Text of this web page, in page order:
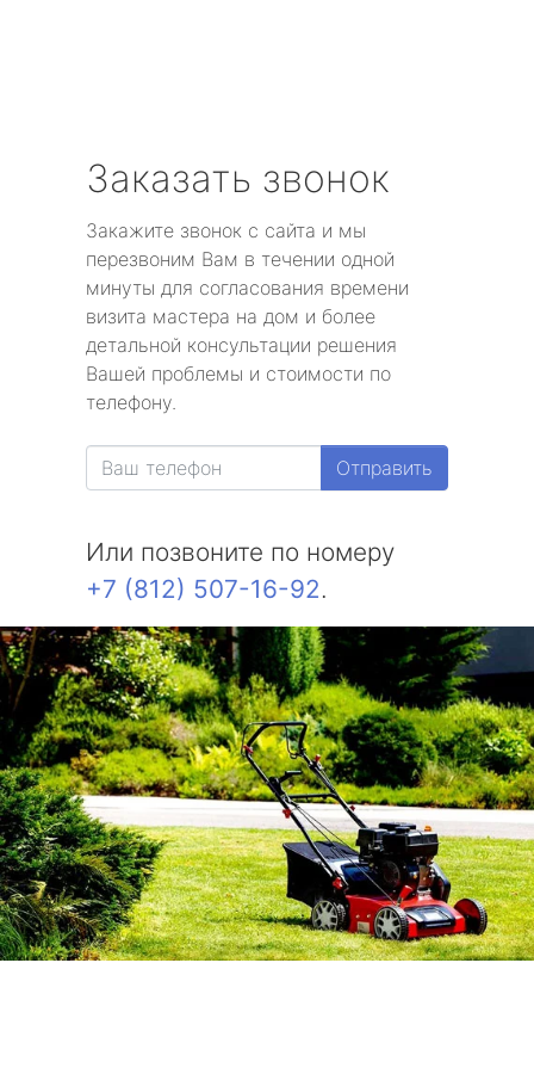
Заказать звонок
Закажите звонок с сайта и мы
перезвоним Вам в течении одной
минуты для согласования времени
визита мастера на дом и более
детальной консультации решения
Вашей проблемы и стоимости по
телефону.
Отправить
Или позвоните по номеру
+7 (812) 507-16-92.